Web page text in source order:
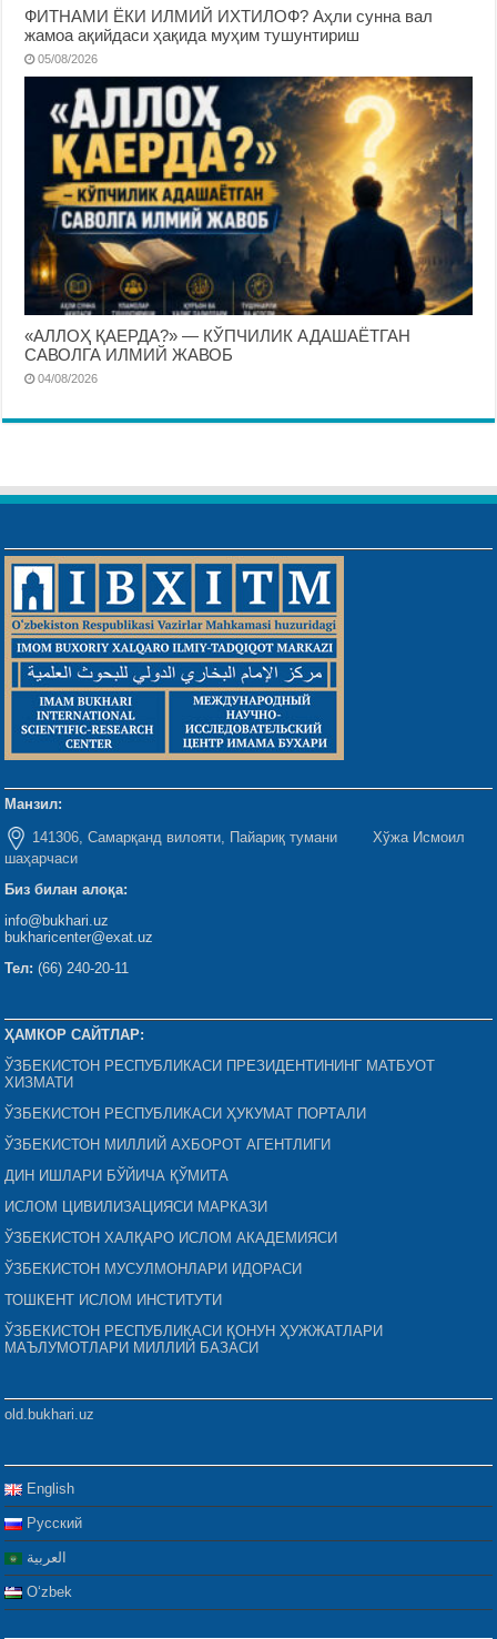
ФИТНАМИ ЁКИ ИЛМИЙ ИХТИЛОФ? Аҳли сунна вал
жамоа ақийдаси ҳақида муҳим тушунтириш
05/08/2026
«АЛЛОҲ ҚАЕРДА?» — КЎПЧИЛИК АДАШАЁТГАН
САВОЛГА ИЛМИЙ ЖАВОБ
04/08/2026
Манзил:
141306, Самарқанд вилояти, Пайариқ тумани Хўжа Исмоил
шаҳарчаси
Биз билан алоқа:
info@bukhari.uz
bukharicenter@exat.uz
Тел: (66) 240-20-11
ҲАМКОР САЙТЛАР:
ЎЗБЕКИСТОН РЕСПУБЛИКАСИ ПРЕЗИДЕНТИНИНГ МАТБУОТ
ХИЗМАТИ
ЎЗБЕКИСТОН РЕСПУБЛИКАСИ ҲУКУМАТ ПОРТАЛИ
ЎЗБЕКИСТОН МИЛЛИЙ АХБОРОТ АГЕНТЛИГИ
ДИН ИШЛАРИ БЎЙИЧА ҚЎМИТА
ИСЛОМ ЦИВИЛИЗАЦИЯСИ МАРКАЗИ
ЎЗБЕКИСТОН ХАЛҚАРО ИСЛОМ АКАДЕМИЯСИ
ЎЗБЕКИСТОН МУСУЛМОНЛАРИ ИДОРАСИ
ТОШКЕНТ ИСЛОМ ИНСТИТУТИ
ЎЗБЕКИСТОН РЕСПУБЛИКАСИ ҚОНУН ҲУЖЖАТЛАРИ
МАЪЛУМОТЛАРИ МИЛЛИЙ БАЗАСИ
old.bukhari.uz
English
Русский
العربية
Oʻzbek